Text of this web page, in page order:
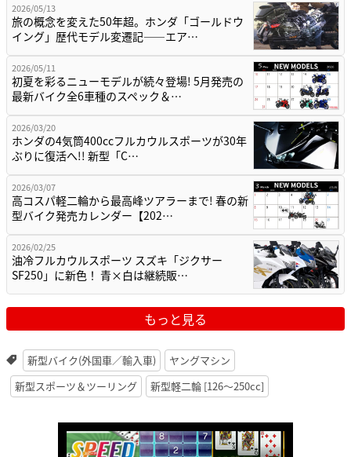
2026/05/13
旅の概念を変えた50年超。ホンダ「ゴールドウ
イング」歴代モデル変遷記——エア…
2026/05/11
初夏を彩るニューモデルが続々登場! 5月発売の
最新バイク全6車種のスペック＆…
2026/03/20
ホンダの4気筒400ccフルカウルスポーツが30年
ぶりに復活へ!! 新型「C…
2026/03/07
高コスパ軽二輪から最高峰ツアラーまで! 春の新
型バイク発売カレンダー【202…
2026/02/25
油冷フルカウルスポーツ スズキ「ジクサー
SF250」に新色！ 青×白は継続販…
もっと見る
新型バイク(外国車／輸入車)
ヤングマシン
新型スポーツ＆ツーリング
新型軽二輪 [126〜250cc]